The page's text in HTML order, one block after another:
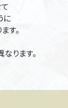
に
す。
ります。